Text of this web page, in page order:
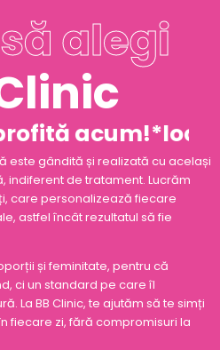
alegi
acum!
este gândită și realizată cu același
indiferent de tratament. Lucrăm
care personalizează fiecare
astfel încât rezultatul să fie
și feminitate, pentru că
ci un standard pe care îl
La BB Clinic, te ajutăm să te simți
fiecare zi, fără compromisuri la